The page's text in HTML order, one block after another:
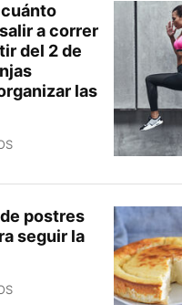
a correr
del 2 de
las
postres
seguir la